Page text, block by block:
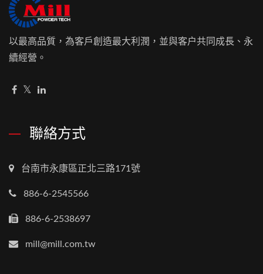
以最高品質，為客戶創造最大利潤，並與客户共同成長、永
續經營。
聯絡方式
台南市永康區正北三路171號
886-6-2545566
886-6-2538697
mill@mill.com.tw